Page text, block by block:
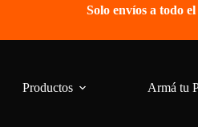
Solo envíos a todo
Productos Armá tu